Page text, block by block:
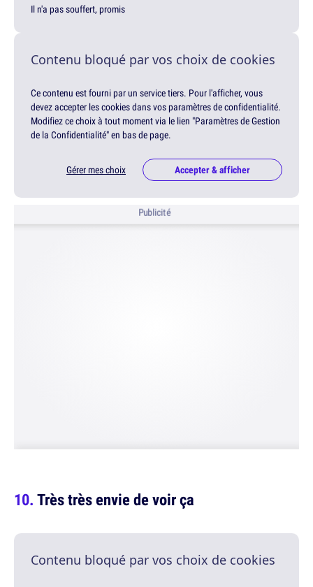
Il n'a pas souffert, promis
Contenu bloqué par vos choix de cookies
Ce contenu est fourni par un service tiers. Pour l'afficher, vous
devez accepter les cookies dans vos paramètres de confidentialité.
Modifiez ce choix à tout moment via le lien "Paramètres de Gestion
de la Confidentialité" en bas de page.
Gérer mes choix Accepter & afficher
Publicité
Très très envie de voir ça
Contenu bloqué par vos choix de cookies